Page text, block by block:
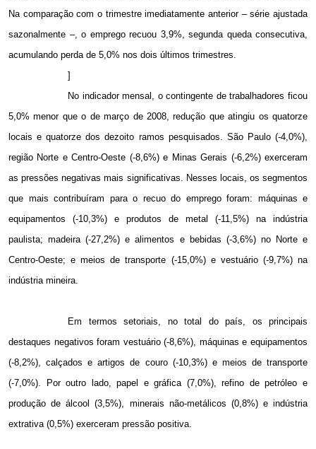
Na comparação com o trimestre imediatamente anterior – série ajustada
sazonalmente –, o emprego recuou 3,9%, segunda queda consecutiva,
acumulando perda de 5,0% nos dois últimos trimestres.
]
No indicador mensal, o contingente de trabalhadores ficou
5,0% menor que o de março de 2008, redução que atingiu os quatorze
locais e quatorze dos dezoito ramos pesquisados. São Paulo (-4,0%),
região Norte e Centro-Oeste (-8,6%) e Minas Gerais (-6,2%) exerceram
as pressões negativas mais significativas. Nesses locais, os segmentos
que mais contribuíram para o recuo do emprego foram: máquinas e
equipamentos (-10,3%) e produtos de metal (-11,5%) na indústria
paulista; madeira (-27,2%) e alimentos e bebidas (-3,6%) no Norte e
Centro-Oeste; e meios de transporte (-15,0%) e vestuário (-9,7%) na
indústria mineira.
Em termos setoriais, no total do país, os principais
destaques negativos foram vestuário (-8,6%), máquinas e equipamentos
(-8,2%), calçados e artigos de couro (-10,3%) e meios de transporte
(-7,0%). Por outro lado, papel e gráfica (7,0%), refino de petróleo e
produção de álcool (3,5%), minerais não-metálicos (0,8%) e indústria
extrativa (0,5%) exerceram pressão positiva.